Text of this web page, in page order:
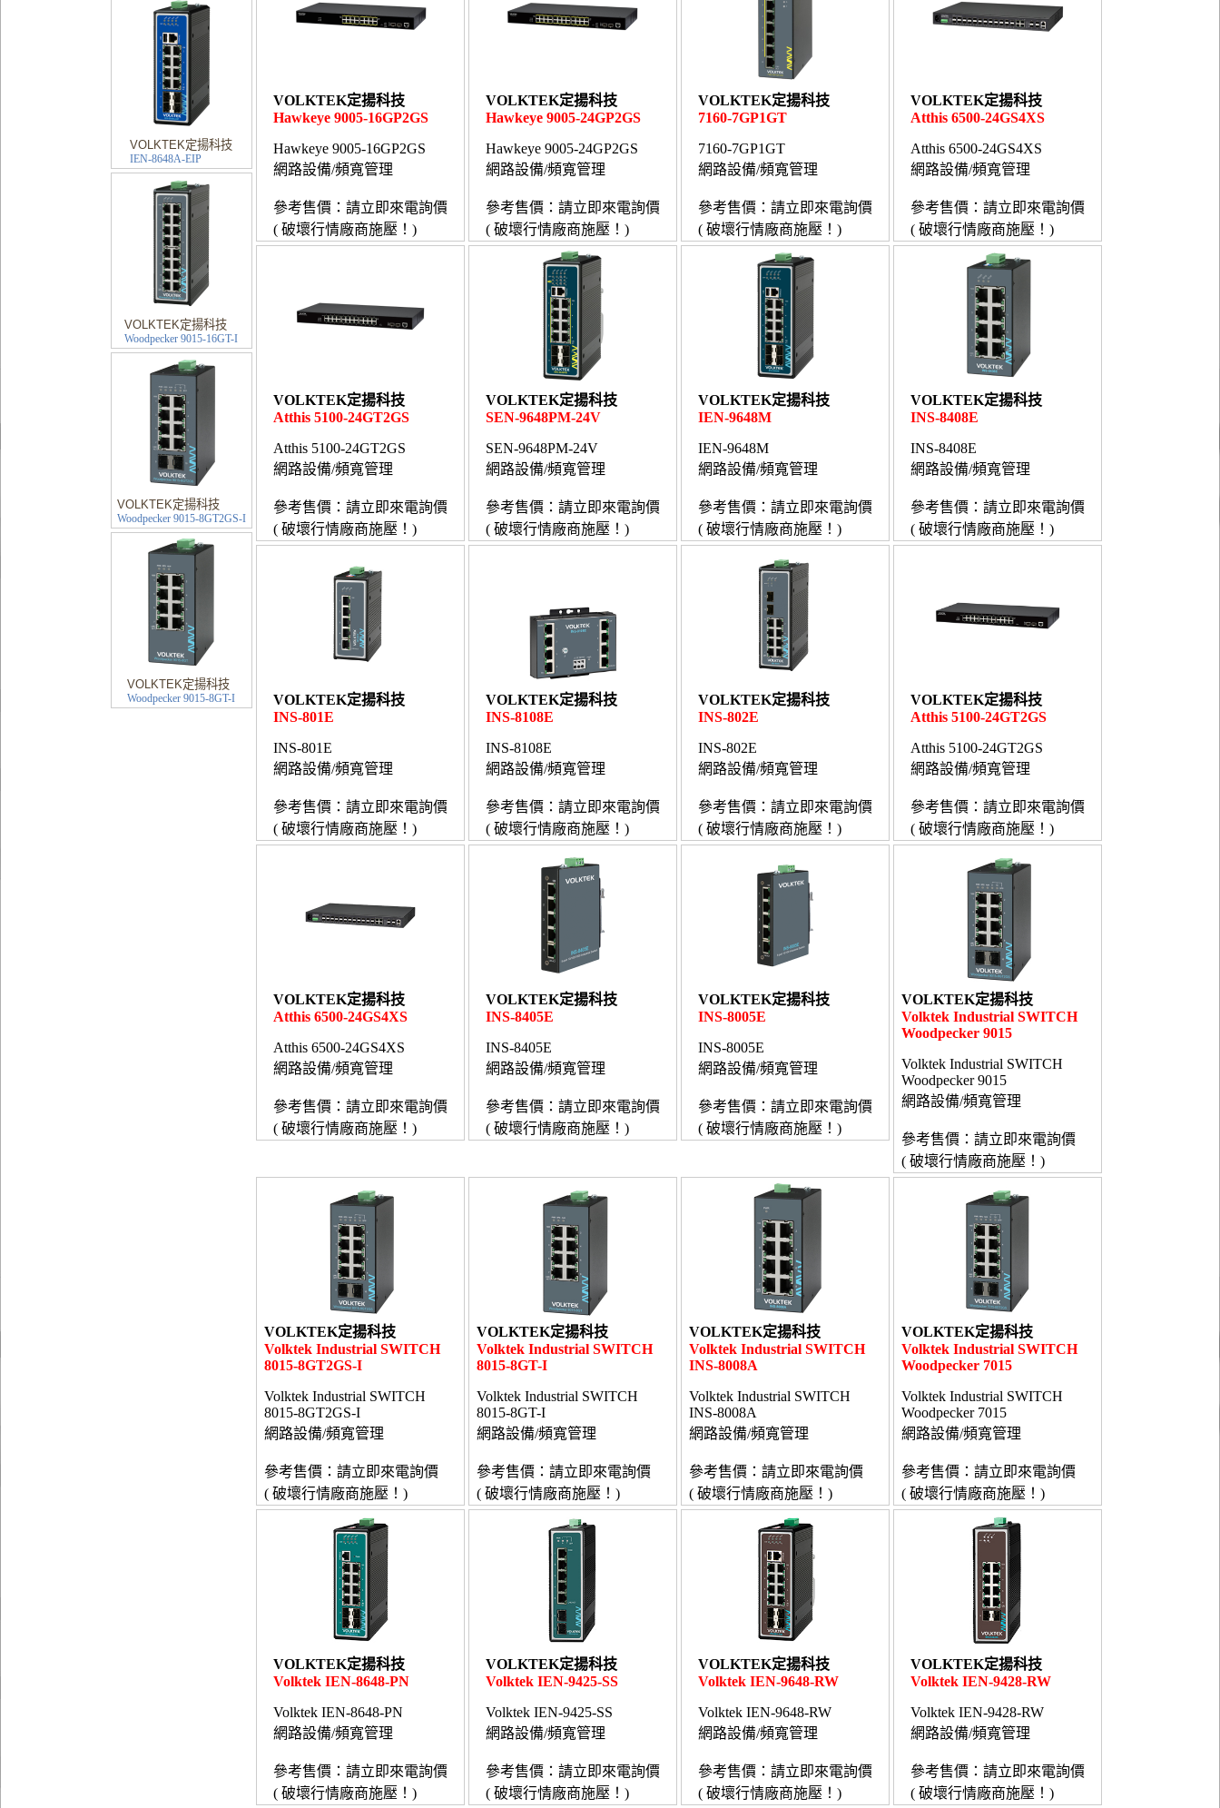
VOLKTEK定揚科技
IEN-8648A-EIP
VOLKTEK定揚科技
Woodpecker 9015-16GT-I
VOLKTEK定揚科技
Woodpecker 9015-8GT2GS-I
VOLKTEK定揚科技
Woodpecker 9015-8GT-I
VOLKTEK定揚科技
Hawkeye 9005-16GP2GS
Hawkeye 9005-16GP2GS
網路設備/頻寬管理
參考售價：請立即來電詢價
( 破壞行情廠商施壓！)
VOLKTEK定揚科技
Hawkeye 9005-24GP2GS
Hawkeye 9005-24GP2GS
網路設備/頻寬管理
參考售價：請立即來電詢價
( 破壞行情廠商施壓！)
VOLKTEK定揚科技
7160-7GP1GT
7160-7GP1GT
網路設備/頻寬管理
參考售價：請立即來電詢價
( 破壞行情廠商施壓！)
VOLKTEK定揚科技
Atthis 6500-24GS4XS
Atthis 6500-24GS4XS
網路設備/頻寬管理
參考售價：請立即來電詢價
( 破壞行情廠商施壓！)
VOLKTEK定揚科技
Atthis 5100-24GT2GS
Atthis 5100-24GT2GS
網路設備/頻寬管理
參考售價：請立即來電詢價
( 破壞行情廠商施壓！)
VOLKTEK定揚科技
SEN-9648PM-24V
SEN-9648PM-24V
網路設備/頻寬管理
參考售價：請立即來電詢價
( 破壞行情廠商施壓！)
VOLKTEK定揚科技
IEN-9648M
IEN-9648M
網路設備/頻寬管理
參考售價：請立即來電詢價
( 破壞行情廠商施壓！)
VOLKTEK定揚科技
INS-8408E
INS-8408E
網路設備/頻寬管理
參考售價：請立即來電詢價
( 破壞行情廠商施壓！)
VOLKTEK定揚科技
INS-801E
INS-801E
網路設備/頻寬管理
參考售價：請立即來電詢價
( 破壞行情廠商施壓！)
VOLKTEK定揚科技
INS-8108E
INS-8108E
網路設備/頻寬管理
參考售價：請立即來電詢價
( 破壞行情廠商施壓！)
VOLKTEK定揚科技
INS-802E
INS-802E
網路設備/頻寬管理
參考售價：請立即來電詢價
( 破壞行情廠商施壓！)
VOLKTEK定揚科技
Atthis 5100-24GT2GS
Atthis 5100-24GT2GS
網路設備/頻寬管理
參考售價：請立即來電詢價
( 破壞行情廠商施壓！)
VOLKTEK定揚科技
Atthis 6500-24GS4XS
Atthis 6500-24GS4XS
網路設備/頻寬管理
參考售價：請立即來電詢價
( 破壞行情廠商施壓！)
VOLKTEK定揚科技
INS-8405E
INS-8405E
網路設備/頻寬管理
參考售價：請立即來電詢價
( 破壞行情廠商施壓！)
VOLKTEK定揚科技
INS-8005E
INS-8005E
網路設備/頻寬管理
參考售價：請立即來電詢價
( 破壞行情廠商施壓！)
VOLKTEK定揚科技
Volktek Industrial SWITCH
Woodpecker 9015
Volktek Industrial SWITCH
Woodpecker 9015
網路設備/頻寬管理
參考售價：請立即來電詢價
( 破壞行情廠商施壓！)
VOLKTEK定揚科技
Volktek Industrial SWITCH
8015-8GT2GS-I
Volktek Industrial SWITCH
8015-8GT2GS-I
網路設備/頻寬管理
參考售價：請立即來電詢價
( 破壞行情廠商施壓！)
VOLKTEK定揚科技
Volktek Industrial SWITCH
8015-8GT-I
Volktek Industrial SWITCH
8015-8GT-I
網路設備/頻寬管理
參考售價：請立即來電詢價
( 破壞行情廠商施壓！)
VOLKTEK定揚科技
Volktek Industrial SWITCH
INS-8008A
Volktek Industrial SWITCH
INS-8008A
網路設備/頻寬管理
參考售價：請立即來電詢價
( 破壞行情廠商施壓！)
VOLKTEK定揚科技
Volktek Industrial SWITCH
Woodpecker 7015
Volktek Industrial SWITCH
Woodpecker 7015
網路設備/頻寬管理
參考售價：請立即來電詢價
( 破壞行情廠商施壓！)
VOLKTEK定揚科技
Volktek IEN-8648-PN
Volktek IEN-8648-PN
網路設備/頻寬管理
參考售價：請立即來電詢價
( 破壞行情廠商施壓！)
VOLKTEK定揚科技
Volktek IEN-9425-SS
Volktek IEN-9425-SS
網路設備/頻寬管理
參考售價：請立即來電詢價
( 破壞行情廠商施壓！)
VOLKTEK定揚科技
Volktek IEN-9648-RW
Volktek IEN-9648-RW
網路設備/頻寬管理
參考售價：請立即來電詢價
( 破壞行情廠商施壓！)
VOLKTEK定揚科技
Volktek IEN-9428-RW
Volktek IEN-9428-RW
網路設備/頻寬管理
參考售價：請立即來電詢價
( 破壞行情廠商施壓！)